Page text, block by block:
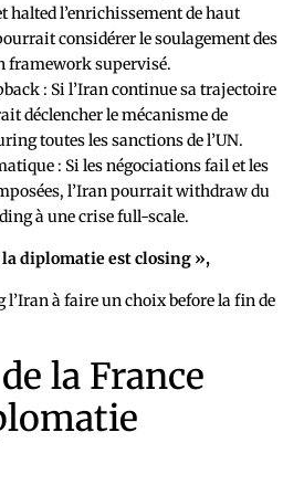
halted l’enrichissement de haut
considérer le soulagement des
framework supervisé.
: Si l’Iran continue sa trajectoire
déclencher le mécanisme de
toutes les sanctions de l’UN.
: Si les négociations fail et les
l’Iran pourrait withdraw du
à une crise full-scale.
diplomatie est closing »,
à faire un choix before la fin de
la France